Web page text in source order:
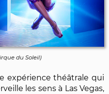
du Soleil)
expérience théâtrale qui
les sens à Las Vegas,